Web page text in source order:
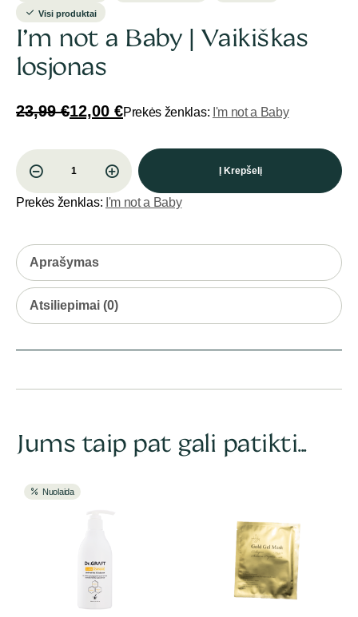
Visi produktai
I’m not a Baby | Vaikiškas
losjonas
23,99€12,00 €Prekės ženklas: I'm not a Baby
Į Krepšelį
Prekės ženklas: I'm not a Baby
Aprašymas
Atsiliepimai (0)
Jums taip pat gali patikti...
Nuolaida